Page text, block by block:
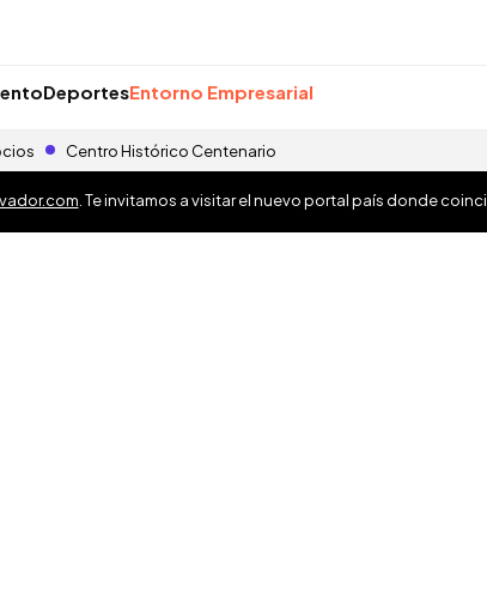
DeportesEntorno Empresarial
Centro Histórico Centenario
. Te invitamos a visitar el nuevo portal país donde